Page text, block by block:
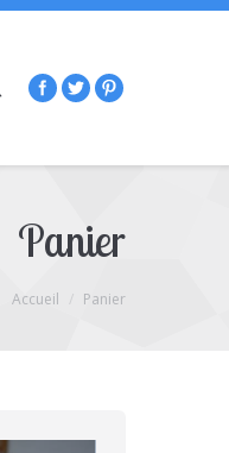
Panier
Accueil Panier